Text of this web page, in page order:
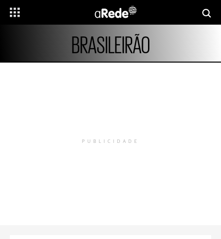
BRASILEIRÃO
PUBLICIDADE